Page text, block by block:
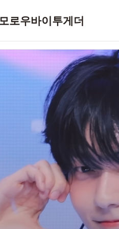
로우바이투게더